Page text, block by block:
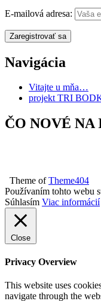
E-mailová adresa:
Navigácia
Vitajte u mňa…
projekt TRI
ČO NOVÉ NA
Theme ofTheme404
Používaním tohto webu
Súhlasím Viac informácií
Close
Privacy Overview
This website uses
navigate through the